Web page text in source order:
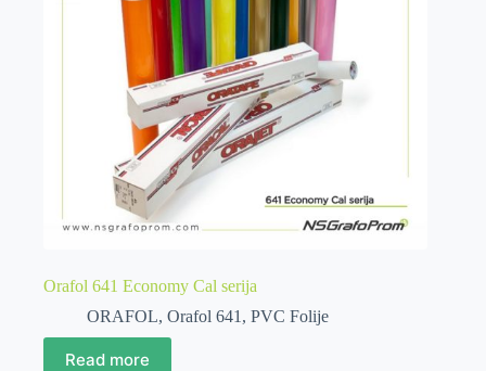
Orafol 641 Economy Cal serija
ORAFOL, Orafol 641 , PVC Folije
Read more